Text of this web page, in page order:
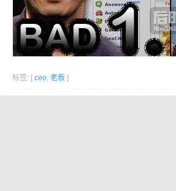
标签: [ ceo, 老板 ]